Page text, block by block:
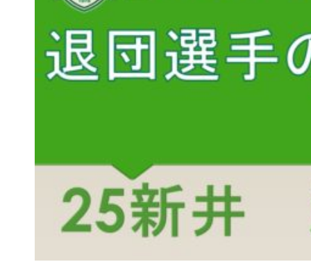
普及活動
サッカーチーム
女子U-15・U-18
ピース(障がい者サッ
パートナー
パートナー募集
とちぎフットボールセ